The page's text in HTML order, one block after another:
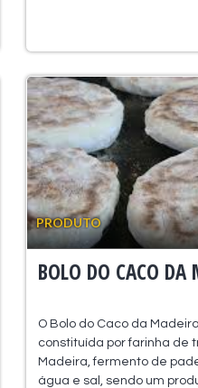
PRODUTO
BOLO DO CACO
O Bolo do Caco da
constituída por farinha de
Madeira, fermento de
água e sal, sendo um